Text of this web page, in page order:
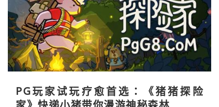
PG玩家试玩疗愈首选：《猪猪探险